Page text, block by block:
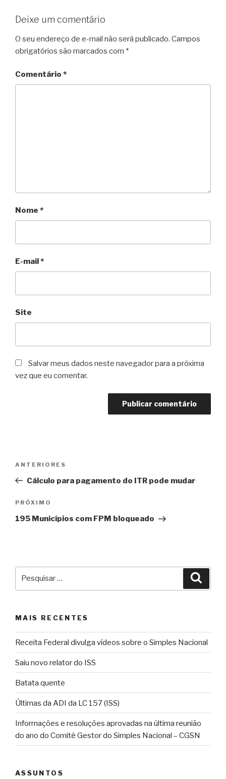
Deixe um comentário
O seu endereço de e-mail não será publicado. Campos
obrigatórios são marcados com *
Comentário *
Nome *
E-mail*
Site
Salvar meus dados neste navegador para a próxima
vez que eu comentar.
Post
Post
anterior
ANTERIORES
Cálculo para pagamento do ITR pode mudar
Próximo
post
PRÓXIMO
195 Municípios com FPM bloqueado
MAIS RECENTES
Receita Federal divulga vídeos sobre o Simples Nacional
Saiu novo relator do ISS
Batata quente
Últimas da ADI da LC 157 (ISS)
Informações e resoluções aprovadas na última reunião
do ano do Comitê Gestor do Simples Nacional – CGSN
ASSUNTOS